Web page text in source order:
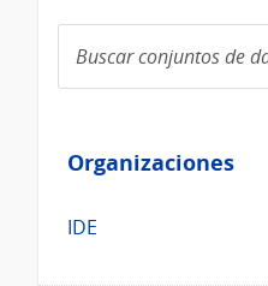
conjuntos
de
Organizaciones
Organizaciones
IDE